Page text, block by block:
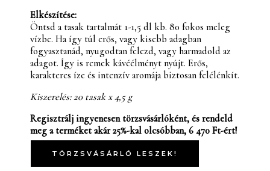
Elkészítése:
Öntsd a tasak tartalmát 1-1,5 dl kb. 80 fokos meleg
vízbe. Ha így túl erős, vagy kisebb adagban
fogyasztanád, nyugodtan felezd, vagy harmadold az
adagot. Így is remek kávéélményt nyújt. Erős,
karakteres íze és intenzív aromája biztosan felélénkít.
Kiszerelés: 20 tasak x 4,5 g
Regisztrálj ingyenesen törzsvásárlóként, és rendeld
meg a terméket akár 25%-kal olcsóbban, 6 470 Ft-ért!
TÖRZSVÁSÁRLÓ LESZEK!